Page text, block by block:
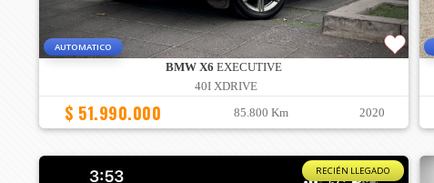
AUTOMATICO
BMW X6 EXECUTIVE
40I XDRIVE
$ 51.990.000 85.800 Km 2020
RECIÉN LLEGADO